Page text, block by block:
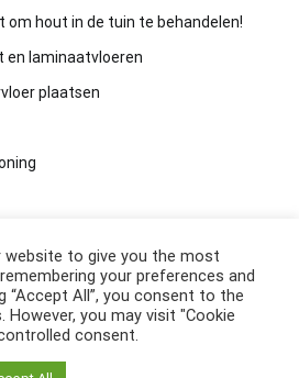
om hout in de tuin te behandelen!
en laminaatvloeren
plaatsen
website to give you the most
your preferences and
“Accept All”, you consent to the
you may visit "Cookie
consent.